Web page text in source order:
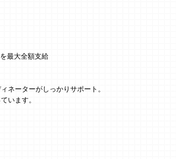
最大全額支給
ネーターがしっかりサポート。
います。